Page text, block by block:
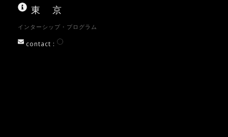
東 京
インターシップ・プログラム
contact :